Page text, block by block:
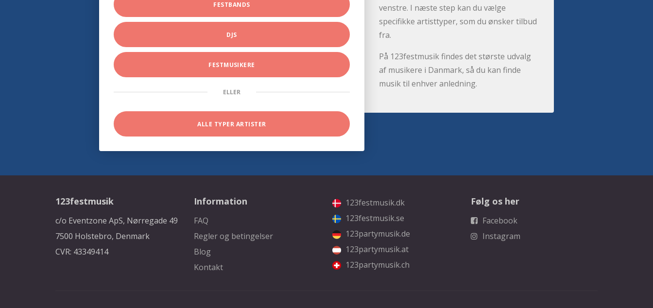
FESTBANDS
DJS
FESTMUSIKERE
ELLER
ALLE TYPER ARTISTER
venstre. I næste step kan du vælge
specifikke artisttyper, som du ønsker tilbud
fra.
På 123festmusik findes det største udvalg
af musikere i Danmark, så du kan finde
musik til enhver anledning.
123festmusik
c/o Eventzone ApS, Nørregade 49
7500 Holstebro, Denmark
CVR: 43349414
Information
FAQ
Regler og betingelser
Blog
Kontakt
123festmusik.dk
123festmusik.se
123partymusik.de
123partymusik.at
123partymusik.ch
Følg os her
Facebook
Instagram